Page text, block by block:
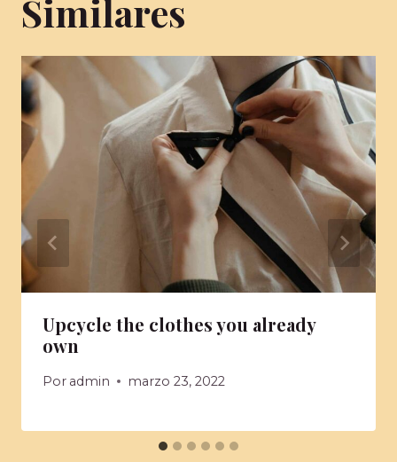
Similares
Upcycle the clothes you already
own
Por admin marzo 23, 2022